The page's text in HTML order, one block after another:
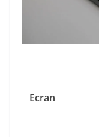
Ecran